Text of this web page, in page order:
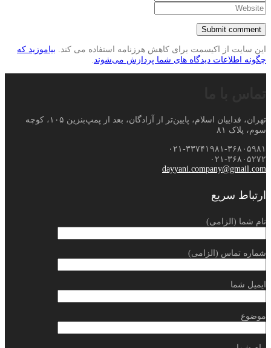
این سایت از اکیسمت برای کاهش هرزنامه استفاده می کند. بیاموزید که
چگونه اطلاعات دیدگاه های شما پردازش می‌شوند
تهران، فداییان اسلام، پایین‌تر از آزادگان، بعد از پمپ‌بنزین ۱۰۵، کوچه
سوم، پلاک ۸۱
۰۲۱-۳۳۷۴۱۹۸۱-۳۶۸۰۵۹۸۱
۰۲۱-۳۶۸۰۵۲۷۲
dayyani.company@gmail.com
ارتباط سریع
نام شما (الزامی)
شماره تماس (الزامی)
ایمیل شما
موضوع